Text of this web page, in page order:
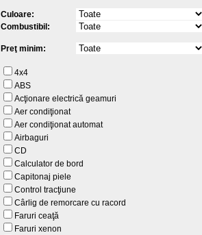
Culoare:
Combustibil:
Preţ minim:
4x4
ABS
Acţionare electrică geamuri
Aer condiţionat
Aer condiţionat automat
Airbaguri
CD
Calculator de bord
Capitonaj piele
Control tracţiune
Cârlig de remorcare cu racord
Faruri ceaţă
Faruri xenon